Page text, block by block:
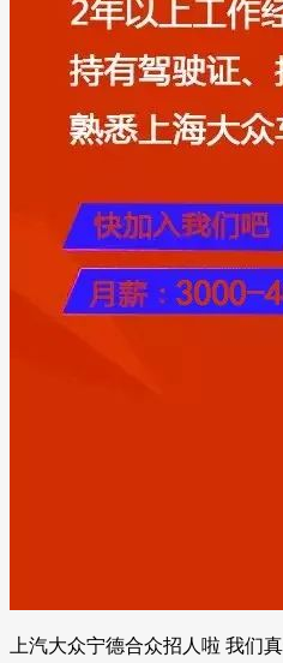
上汽大众宁德合众招人啦 我们